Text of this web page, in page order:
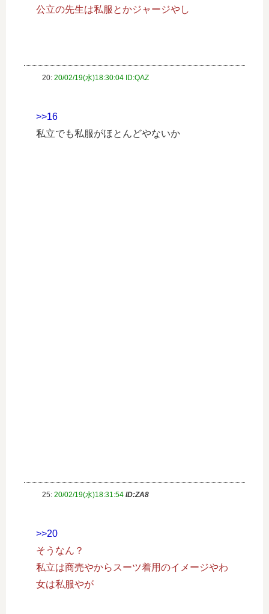
公立の先生は私服とかジャージやし
20: 20/02/19(水)18:30:04 ID:QAZ
>>16
私立でも私服がほとんどやないか
25: 20/02/19(水)18:31:54 ID:ZA8
>>20
そうなん？
私立は商売やからスーツ着用のイメージやわ
女は私服やが